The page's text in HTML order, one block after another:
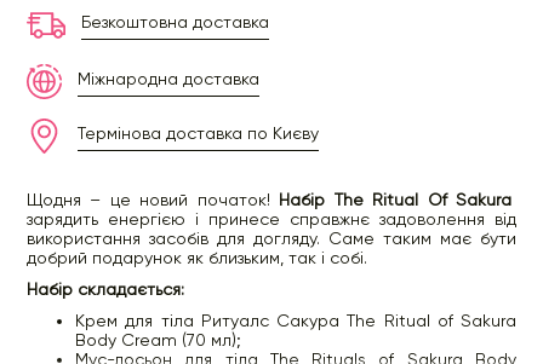
Безкоштовна доставка
Міжнародна доставка
Термінова доставка по Києву
Щодня – це новий початок! Набір The Ritual Of Sakura
зарядить енергією і принесе справжнє задоволення від
використання засобів для догляду. Саме таким має бути
добрий подарунок як близьким, так і собі.
Набір складається:
Крем для тіла Ритуалс Сакура The Ritual of Sakura
Body Cream (70 мл);
Мус-лосьон для тіла The Rituals of Sakura Body